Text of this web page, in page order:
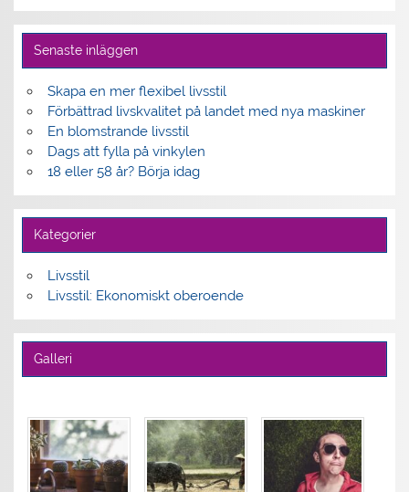
Senaste inläggen
Skapa en mer flexibel livsstil
Förbättrad livskvalitet på landet med nya maskiner
En blomstrande livsstil
Dags att fylla på vinkylen
18 eller 58 år? Börja idag
Kategorier
Livsstil
Livsstil: Ekonomiskt oberoende
Galleri